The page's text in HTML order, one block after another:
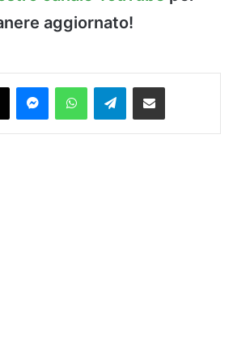
aggiornato!
X MessengerWhatsAppTelegramCondividi via Email